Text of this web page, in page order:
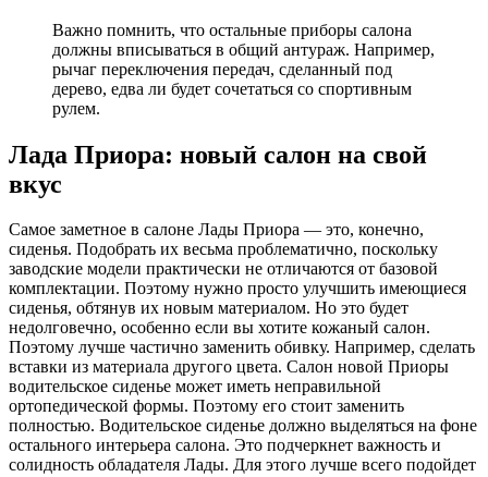
Важно помнить, что остальные приборы салона
должны вписываться в общий антураж. Например,
рычаг переключения передач, сделанный под
дерево, едва ли будет сочетаться со спортивным
рулем.
Лада Приора: новый салон на свой
вкус
Самое заметное в салоне Лады Приора — это, конечно,
сиденья. Подобрать их весьма проблематично, поскольку
заводские модели практически не отличаются от базовой
комплектации. Поэтому нужно просто улучшить имеющиеся
сиденья, обтянув их новым материалом. Но это будет
недолговечно, особенно если вы хотите кожаный салон.
Поэтому лучше частично заменить обивку. Например, сделать
вставки из материала другого цвета. Салон новой Приоры
водительское сиденье может иметь неправильной
ортопедической формы. Поэтому его стоит заменить
полностью. Водительское сиденье должно выделяться на фоне
остального интерьера салона. Это подчеркнет важность и
солидность обладателя Лады. Для этого лучше всего подойдет